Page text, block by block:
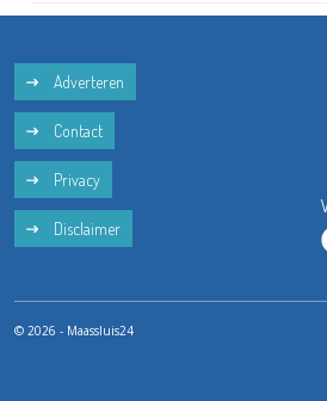
Adverteren
Contact
Privacy
Disclaimer
© 2026 - Maassluis24